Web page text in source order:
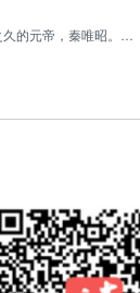
的元帝，秦唯昭。
自从年少时对化名
君该承担的